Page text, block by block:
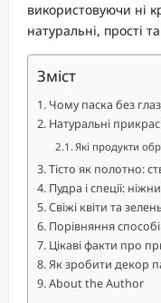
використовуючи ні
натуральні, прості
Зміст
Чому паска без
Натуральні
Які продукти
Тісто як полотно:
Пудра і спеції:
Свіжі квіти та
Порівняння
Цікаві факти про
Як зробити декор
About the Author